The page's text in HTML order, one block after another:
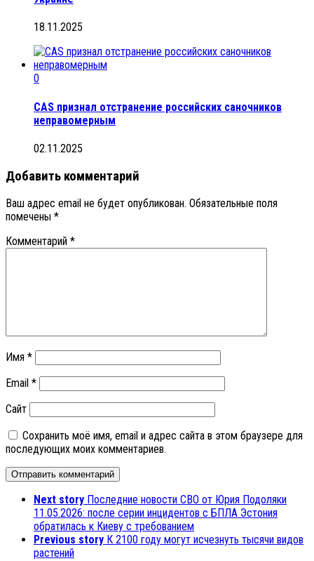
18.11.2025
0
CAS признал отстранение российских саночников
неправомерным
02.11.2025
Добавить комментарий
Ваш адрес email не будет опубликован. Обязательные поля
помечены *
Комментарий *
Имя *
Email *
Сайт
Сохранить моё имя, email и адрес сайта в этом браузере для
последующих моих комментариев.
Next story Последние новости СВО от Юрия Подоляки
11.05.2026: после серии инцидентов с БПЛА Эстония
обратилась к Киеву с требованием
Previous story К 2100 году могут исчезнуть тысячи видов
растений